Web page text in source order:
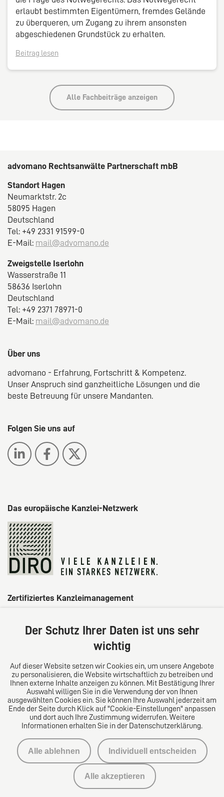
erlaubt bestimmten Eigentümern, fremdes Gelände
zu überqueren, um Zugang zu ihrem ansonsten
abgeschiedenen Grundstück zu erhalten.
Beitrag lesen
Alle Fachbeiträge anzeigen
advomano Rechtsanwälte Partnerschaft mbB
Standort Hagen
Neumarktstr. 2c
58095 Hagen
Deutschland
Tel: +49 2331 91599-0
E-Mail: mail@advomano.de
Zweigstelle Iserlohn
Wasserstraße 11
58636 Iserlohn
Deutschland
Tel: +49 2371 78971-0
E-Mail: mail@advomano.de
Über uns
advomano - Erfahrung, Fortschritt & Kompetenz.
Unser Anspruch sind ganzheitliche Lösungen und die
beste Betreuung für unsere Mandanten.
Folgen Sie uns auf
Das europäische Kanzlei-Netzwerk
Zertifiziertes Kanzleimanagement
Datenschutzerklärung
Der Schutz Ihrer Daten ist uns sehr
wichtig
Auf dieser Website setzen wir Cookies ein, um unsere Angebote
zu personalisieren, die Website wirtschaftlich zu betreiben und
Ihnen externe Inhalte anzeigen zu können. Mit Bestätigung Ihrer
Auswahl willigen Sie in die Verwendung der von Ihnen
ausgewählten Cookies ein. Sie können Ihre Auswahl jederzeit am
Ende der Seite durch Klick auf "Cookie-Einstellungen" anpassen
und dort auch Ihre Zustimmung widerrufen. Weitere
Informationen erhalten Sie in der Datenschutzerklärung.
Alle ablehnen Individuell entscheiden
Alle akzeptieren